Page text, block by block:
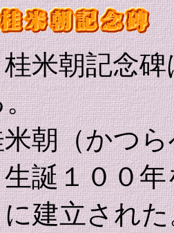
米朝記念碑
。
朝（かつら
誕１００
建立され